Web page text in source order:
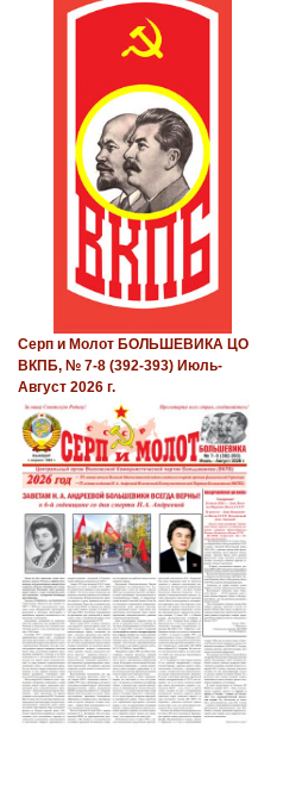
Серп и Молот БОЛЬШЕВИКА ЦО
ВКПБ, № 7-8 (392-393) Июль-
Август 2026 г.